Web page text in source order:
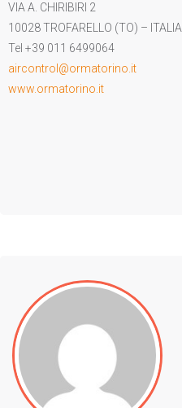
VIA A. CHIRIBIRI 2
10028 TROFARELLO (TO) – ITALIA
Tel +39 011 6499064
aircontrol@ormatorino.it
www.ormatorino.it